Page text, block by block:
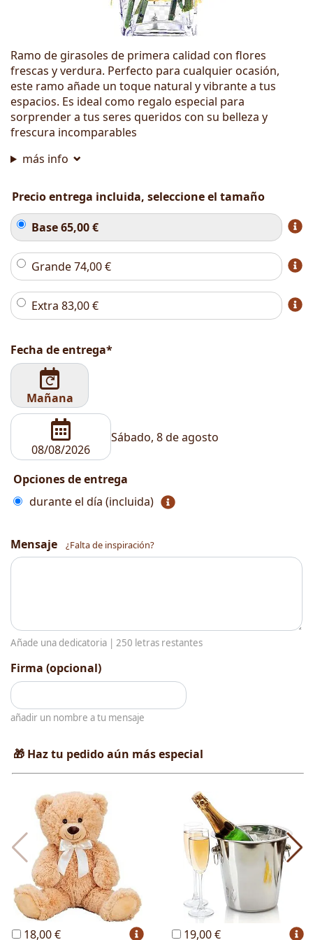
Ramo de girasoles de primera calidad con flores
frescas y verdura. Perfecto para cualquier ocasión,
este ramo añade un toque natural y vibrante a tus
espacios. Es ideal como regalo especial para
sorprender a tus seres queridos con su belleza y
frescura incomparables
más info
Precio entrega incluida, seleccione el tamaño
Base65,00€
Grande74,00€
Extra 83,00€
Fecha de entrega*
Mañana
Sábado, 8 de agosto
Opciones de entrega
durante el día (incluida)
Mensaje ¿Falta de inspiración?
Añade una dedicatoria | 250 letras restantes
Firma (opcional)
añadir un nombre a tu mensaje
🎁 Haz tu pedido aún más especial
18,00 € 19,00 €